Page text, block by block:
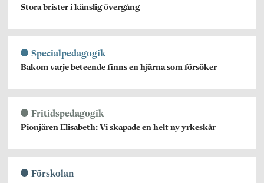
Stora brister i känslig övergång
Specialpedagogik
Bakom varje beteende finns en hjärna som försöker
Fritidspedagogik
Pionjären Elisabeth: Vi skapade en helt ny yrkeskår
Förskolan